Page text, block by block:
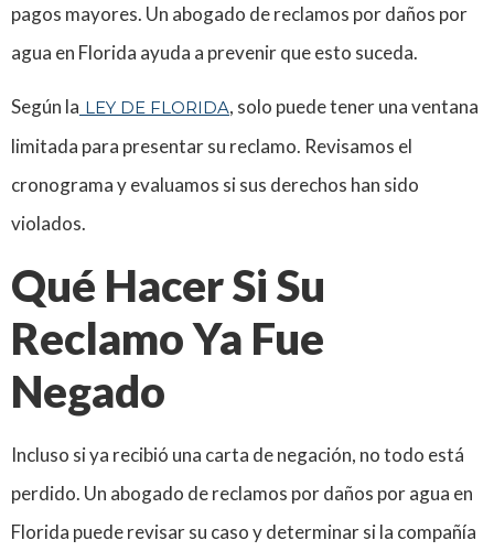
pagos mayores. Un abogado de reclamos por daños por
agua en Florida ayuda a prevenir que esto suceda.
Según la LEY DE FLORIDA, solo puede tener una ventana
limitada para presentar su reclamo. Revisamos el
cronograma y evaluamos si sus derechos han sido
violados.
Qué Hacer Si Su
Reclamo Ya Fue
Negado
Incluso si ya recibió una carta de negación, no todo está
perdido. Un abogado de reclamos por daños por agua en
Florida puede revisar su caso y determinar si la compañía